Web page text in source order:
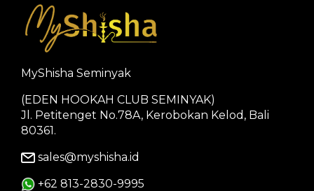
MyShisha Seminyak
(EDEN HOOKAH CLUB SEMINYAK)
Jl. Petitenget No.78A, Kerobokan Kelod, Bali
80361.
sales@myshisha.id
+62 813-2830-9995